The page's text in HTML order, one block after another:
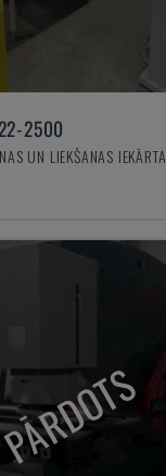
2500
UN LIEKŠANAS IEKĀRTA